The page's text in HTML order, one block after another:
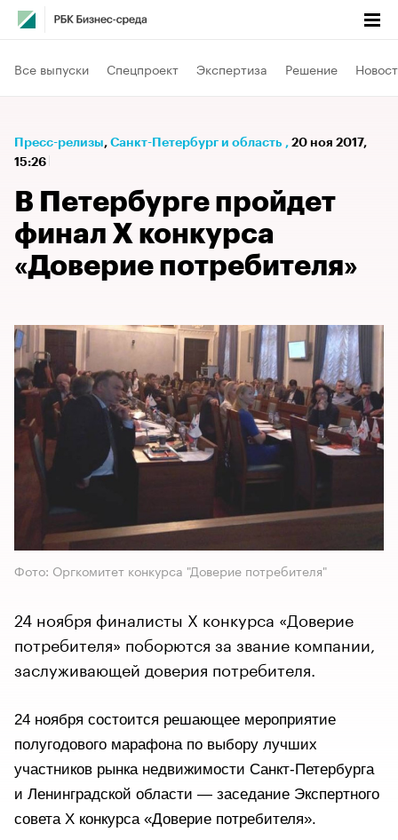
Все выпуски Спецпроект Экспертиза Решение
Пресс-релизы⁠, Санкт-Петербург и область , 20 ноя 2017,
15:26
В Петербурге пройдет
финал Х конкурса
«Доверие потребителя»
Фото: Оргкомитет конкурса "Доверие потребителя"
24 ноября финалисты X конкурса «Доверие
потребителя» поборются за звание компании,
заслуживающей доверия потребителя.
24 ноября состоится решающее мероприятие
полугодового марафона по выбору лучших
участников рынка недвижимости Санкт-Петербурга
и Ленинградской области — заседание Экспертного
совета X конкурса «Доверие потребителя».